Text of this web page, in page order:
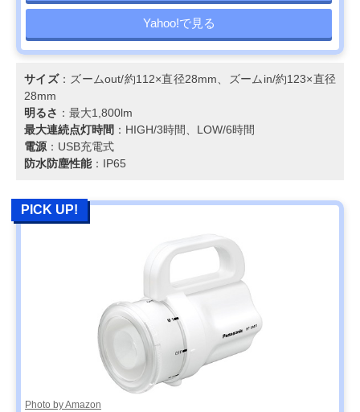
Yahoo!で見る
サイズ：ズームout/約112×直径28mm、ズームin/約123×直径
28mm
明るさ ：最大1,800lm
最大連続点灯時間 ：HIGH/3時間、LOW/6時間
電源 ：USB充電式
防水防塵性能：IP65
PICK UP!
Photo by Amazon